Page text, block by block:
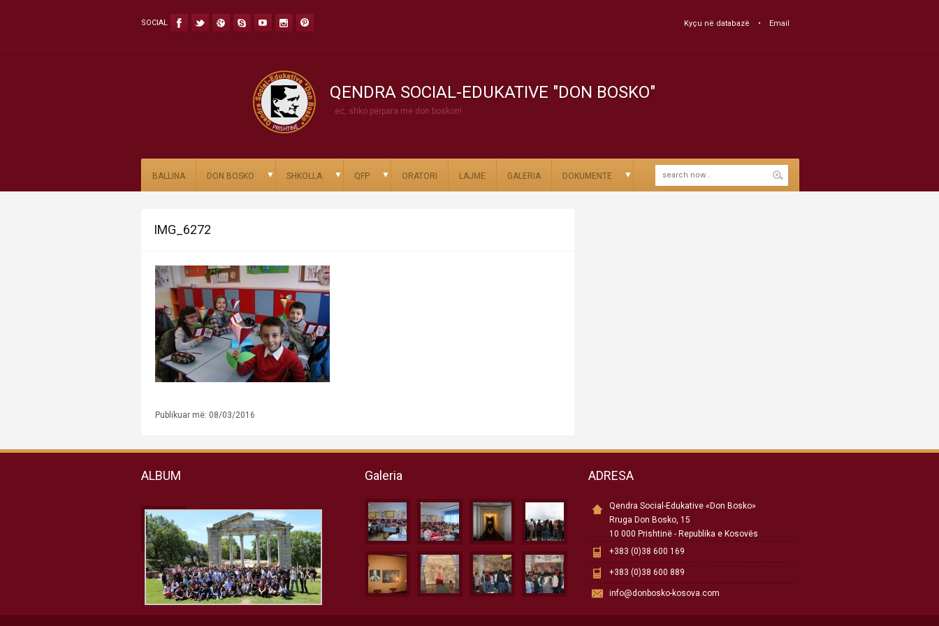
SOCIAL Kyçu në databazë Email
QENDRA SOCIAL-EDUKATIVE "DON BOSKO"
ec, shko përpara me don boskon!
BALLINA DON BOSKO ▼ SHKOLLA ▼ QFP ▼ ORATORI LAJME GALERIA DOKUMENTE ▼
IMG_6272
Publikuar më: 08/03/2016
ALBUM Galeria ADRESA
Qendra Social-Edukative «Don Bosko»
Rruga Don Bosko, 15
10 000 Prishtinë - Republika e Kosovës
+383 (0)38 600 169
+383 (0)38 600 889
info@donbosko-kosova.com